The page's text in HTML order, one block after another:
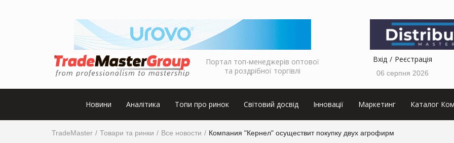
Портал топ-менеджерів оптової
та роздрібної торгівлі
Вхід Реєстрація
06 серпня 2026
Новини Аналітика Топи про ринок Світовий досвід Інновації Маркетинг Каталог
TradeMaster Товари та ринки Все новости Компания "Кернел" осуществит покупку двух агрофирм